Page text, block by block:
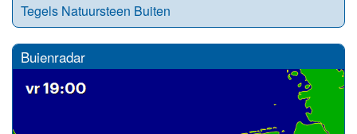
Tegels Natuursteen Buiten
Buienradar